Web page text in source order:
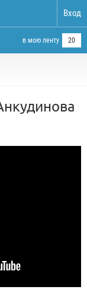
Вход
в мою ленту 20